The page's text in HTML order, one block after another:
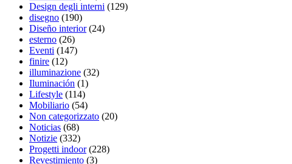
Design degli interni (129)
disegno (190)
Diseño interior(24)
esterno (26)
Eventi (147)
finire (12)
illuminazione (32)
Iluminación (1)
Lifestyle (114)
Mobiliario (54)
Non categorizzato (20)
Noticias (68)
Notizie (332)
Progetti indoor(228)
Revestimiento (3)